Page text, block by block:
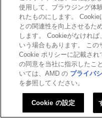
使用して、ブラウジング体
れたものにします。
との関連性を向上させるた
します。 Cookieがなけれ
いう場合もあります。 この
Cookie ポリシーに記載さ
の同意を当社に指示したこ
いては、AMD の プライバ
を参照してください。
Cookie の設定